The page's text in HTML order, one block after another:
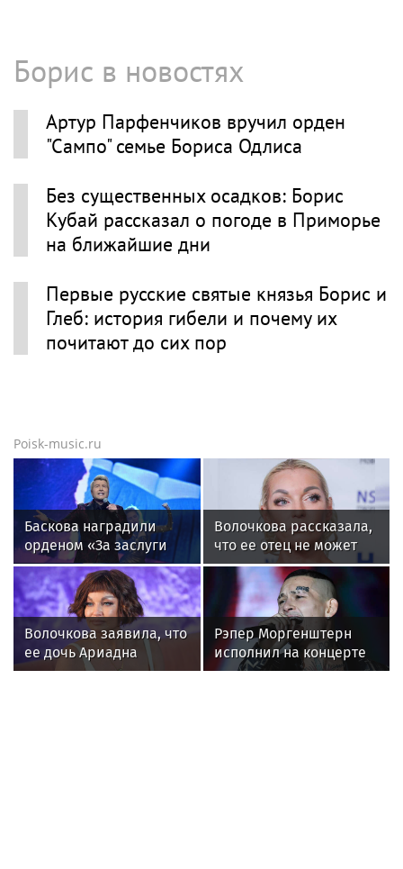
Борис в новостях
Артур Парфенчиков вручил орден